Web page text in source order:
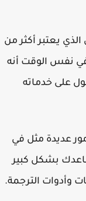
يعتبر أكثر من
نفس الوقت أنه
على خدماته
عديدة مثل في
بشكل كبير
الترجمة.